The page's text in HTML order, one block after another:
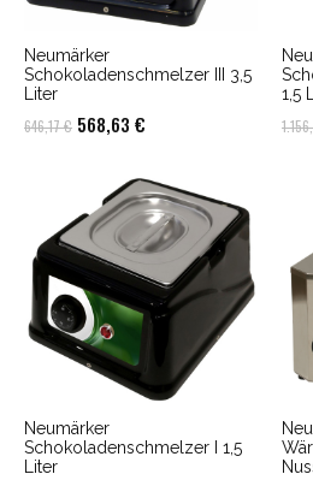
Neumärker
Schokoladenschmelzer III 3,5
Liter
646,17€ Ursprünglicher
646,17 €
568,63 €
ist:
568,63 €.
1,5
Neumärker
Schokoladenschmelzer I 1,5
Liter